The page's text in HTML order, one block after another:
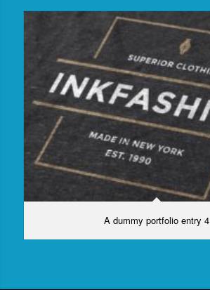
A dummy portfolio entry 4